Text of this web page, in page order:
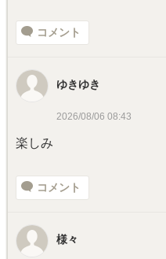
コメント
ゆきゆき
2026/08/06 08:43
楽しみ
コメント
様々